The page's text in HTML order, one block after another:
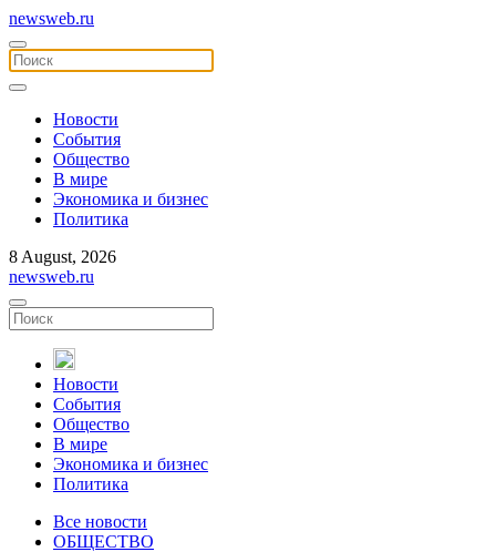
newsweb.ru
Новости
События
Общество
В мире
Экономика и бизнес
Политика
8 August, 2026
newsweb.ru
Новости
События
Общество
В мире
Экономика и бизнес
Политика
Все новости
ОБЩЕСТВО